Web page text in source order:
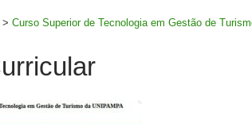
> Curso Superior de Tecnologia em Gestão de